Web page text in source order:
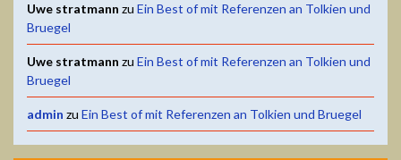
Uwe stratmann zu Ein Best of mit Referenzen an Tolkien und
Bruegel
Uwe stratmann zu Ein Best of mit Referenzen an Tolkien und
Bruegel
admin zu Ein Best of mit Referenzen an Tolkien und Bruegel